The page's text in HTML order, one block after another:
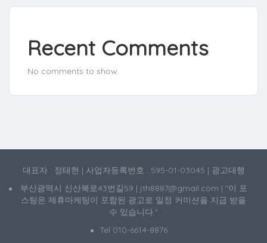
Recent Comments
No comments to show.
대표자 : 정태현 | 사업자등록번호 : 595-01-03045 | 광고대행
부산광역시 신산북로43번길59 | jth8887@gmail.com | "이 포
스팅은 제휴마케팅이 포함된 광고로 일정 커미션을 지급 받을
수 있습니다."
Tel 010-6614-8876